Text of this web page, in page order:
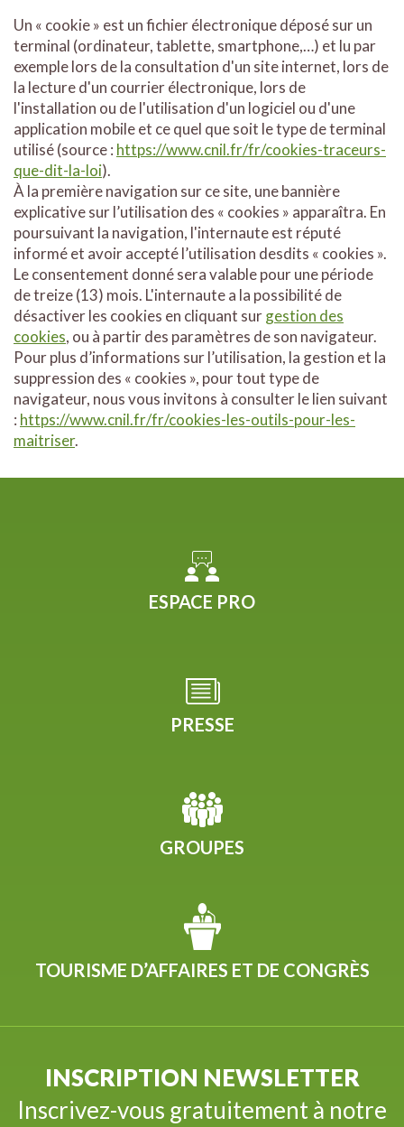
Un « cookie » est un fichier électronique déposé sur un
terminal (ordinateur, tablette, smartphone,…) et lu par
exemple lors de la consultation d'un site internet, lors de
la lecture d'un courrier électronique, lors de
l'installation ou de l'utilisation d'un logiciel ou d'une
application mobile et ce quel que soit le type de terminal
utilisé (source : https://www.cnil.fr/fr/cookies-traceurs-
que-dit-la-loi).
À la première navigation sur ce site, une bannière
explicative sur l’utilisation des « cookies » apparaîtra. En
poursuivant la navigation, l'internaute est réputé
informé et avoir accepté l’utilisation desdits « cookies ».
Le consentement donné sera valable pour une période
de treize (13) mois. L'internaute a la possibilité de
désactiver les cookies en cliquant surgestion des
cookies, ou à partir des paramètres de son navigateur.
Pour plus d’informations sur l’utilisation, la gestion et la
suppression des « cookies », pour tout type de
navigateur, nous vous invitons à consulter le lien suivant
: https://www.cnil.fr/fr/cookies-les-outils-pour-les-
maitriser.
ESPACE PRO
PRESSE
GROUPES
TOURISME D’AFFAIRES ET DE CONGRÈS
INSCRIPTION NEWSLETTER
Inscrivez-vous gratuitement à notre